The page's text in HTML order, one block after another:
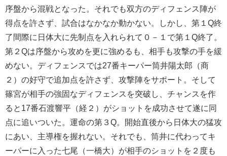
序盤から混戦となった。それでも双方のディフェンス陣が
得点を許さず、試合はなかなか動かない。しかし、第１Q終
了間際に日体大に先制点を入れられて０－１で第１Q終了。
第２Qは序盤から攻めを更に強めるも、相手も攻撃の手を緩
めない。ディフェンスでは27番キーパー筒井陽太郎（商
２）の好守で追加点を許さず、攻撃陣をサポート。そして
篠宮が相手の強固なディフェンスを突破し、チャンスを作
ると17番石渡響平（経２）が​ショットを成功させて遂に同
点に追いついた。運命の第３Q。開始直後から日体大の猛攻
にあい、主導権を握れない。それでも、筒井に代わってキ
ーパーに入った七尾（一橋大）が相手のショットを２度も